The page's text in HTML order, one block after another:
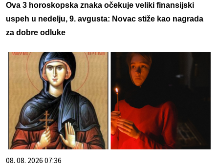
Ova 3 horoskopska znaka očekuje veliki finansijski
uspeh u nedelju, 9. avgusta: Novac stiže kao nagrada
za dobre odluke
08. 08. 2026 07:36